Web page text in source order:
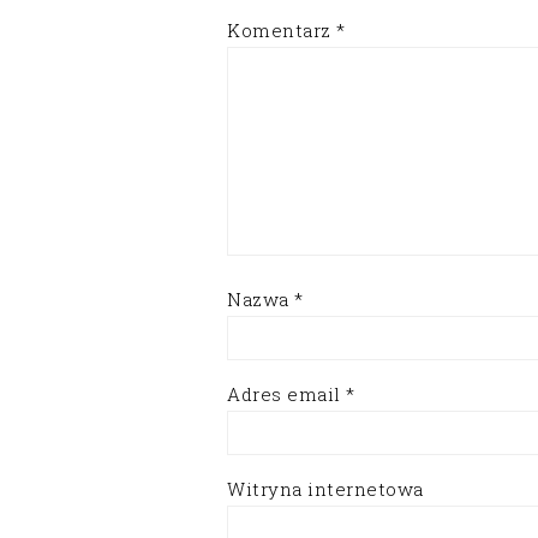
Komentarz *
Nazwa *
Adres email *
Witryna internetowa